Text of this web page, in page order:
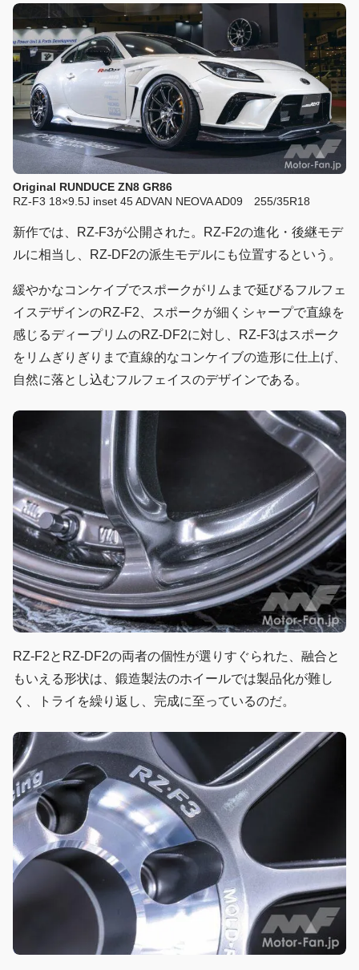
Original RUNDUCE ZN8 GR86
RZ-F3 18×9.5J inset 45 ADVAN NEOVA AD09 255/35R18
新作では、RZ-F3が公開された。RZ-F2の進化・後継モデ
ルに相当し、RZ-DF2の派生モデルにも位置するという。
緩やかなコンケイブでスポークがリムまで延びるフルフェ
イスデザインのRZ-F2、スポークが細くシャープで直線を
感じるディープリムのRZ-DF2に対し、RZ-F3はスポーク
をリムぎりぎりまで直線的なコンケイブの造形に仕上げ、
自然に落とし込むフルフェイスのデザインである。
RZ-F2とRZ-DF2の両者の個性が選りすぐられた、融合と
もいえる形状は、鍛造製法のホイールでは製品化が難し
く、トライを繰り返し、完成に至っているのだ。